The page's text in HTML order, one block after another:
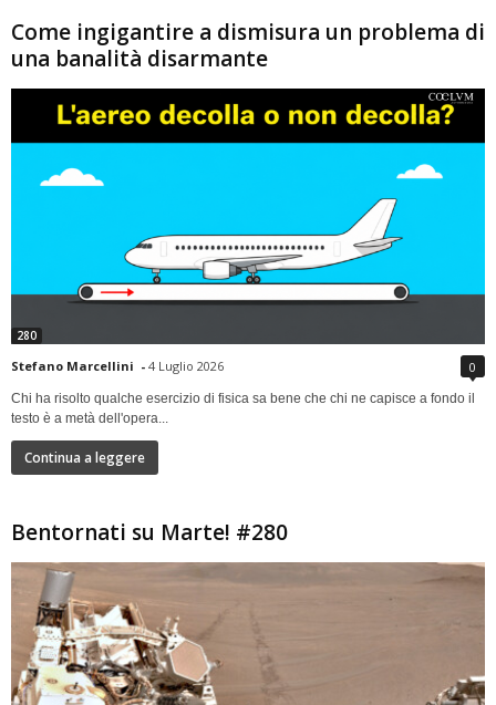
Come ingigantire a dismisura un problema di
una banalità disarmante
280
Stefano Marcellini - 4 Luglio 2026 0
Chi ha risolto qualche esercizio di fisica sa bene che chi ne capisce a fondo il
testo è a metà dell'opera...
Continua a leggere
Bentornati su Marte! #280